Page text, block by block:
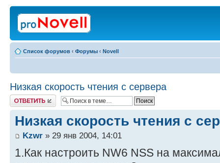
Список форумов ‹ Форумы ‹ Novell
Низкая скорость чтения с сервера
Ответить
Низкая скорость чтения с
Kzwr » 29 янв 2004, 14:01
1.Как настроить NW6 NSS на